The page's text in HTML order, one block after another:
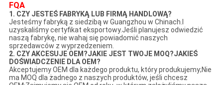
FQA
1. CZY JESTEŚ FABRYKĄ LUB FIRMĄ HANDLOWĄ?
Jesteśmy fabryką z siedzibą w Guangzhou w Chinach.I
uzyskaliśmy certyfikat eksportowy.Jeśli planujesz odwiedzić
naszą fabrykę, nie wahaj się powiadomić naszych
sprzedawców z wyprzedzeniem.
2. CZY AKCESUJE OEM?JAKIE JEST TWOJE MOQ?JAKIEŚ
DOŚWIADCZENIE DLA OEM?
Akceptujemy OEM dla każdego produktu, który produkujemy;Nie
ma MOQ dla żadnego z naszych produktów, jeśli chcesz